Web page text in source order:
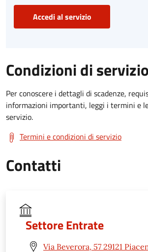
Accedi al servizio
Condizioni di servizio
Per conoscere i dettagli di scadenze,
informazioni importanti, leggi i termini e
servizio.
Termini e condizioni di servizio
Contatti
Settore Entrate
Via Beverora, 57 29121